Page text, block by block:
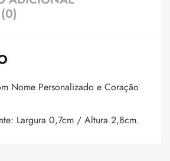
Nome Personalizado e Coração
Largura 0,7cm / Altura 2,8cm.